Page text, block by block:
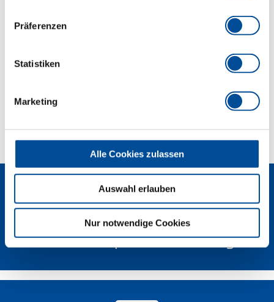
Präferenzen
Statistiken
Marketing
Alle Cookies zulassen
Auswahl erlauben
Nur notwendige Cookies
GEDORE Torque Solutions Log-In